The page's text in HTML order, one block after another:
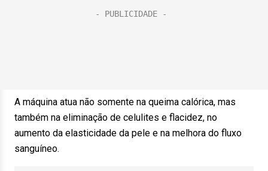
A máquina atua não somente na queima calórica, mas
também na eliminação de celulites e flacidez, no
aumento da elasticidade da pele e na melhora do fluxo
sanguíneo.